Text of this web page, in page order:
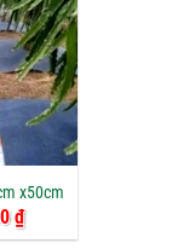
x50cm
₫Giá
hiện